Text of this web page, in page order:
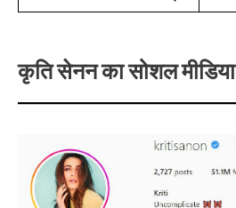
कृति सेनन का सोशल मीडिया